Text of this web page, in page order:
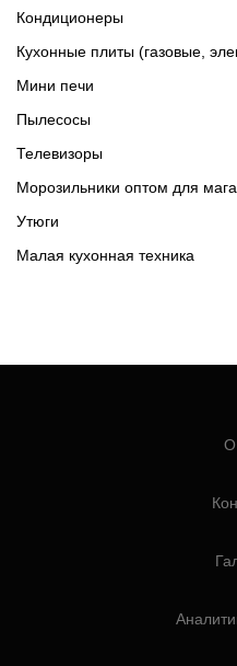
Кондиционеры
Кухонные плиты (газовые,
Мини печи
Пылесосы
Телевизоры
Морозильники оптом для
Утюги
Малая кухонная техника
О